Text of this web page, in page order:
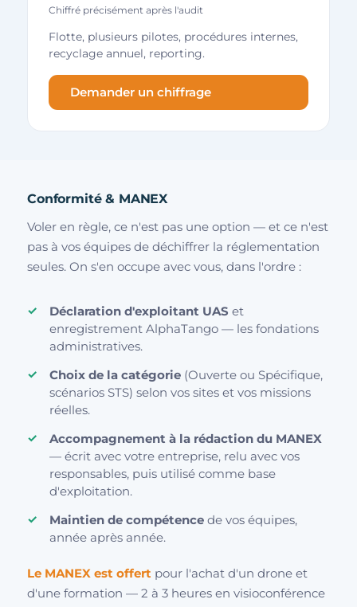
Chiffré précisément après l'audit
Flotte, plusieurs pilotes, procédures internes,
recyclage annuel, reporting.
Demander un chiffrage
Conformité & MANEX
Voler en règle, ce n'est pas une option — et ce n'est
pas à vos équipes de déchiffrer la réglementation
seules. On s'en occupe avec vous, dans l'ordre :
Déclaration d'exploitant UAS et
enregistrement AlphaTango — les fondations
administratives.
Choix de la catégorie (Ouverte ou Spécifique,
scénarios STS) selon vos sites et vos missions
réelles.
Accompagnement à la rédaction du MANEX
— écrit avec votre entreprise, relu avec vos
responsables, puis utilisé comme base
d'exploitation.
Maintien de compétence de vos équipes,
année après année.
Le MANEX est offert pour l'achat d'un drone et
d'une formation — 2 à 3 heures en visioconférence